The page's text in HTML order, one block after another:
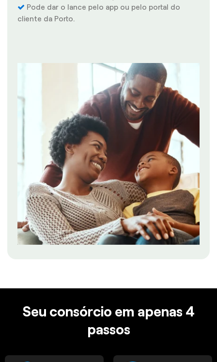
Pode dar o lance pelo app ou pelo portal do
cliente da Porto.
Seu consórcio em apenas 4
passos